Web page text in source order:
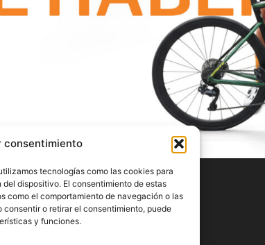
consentimiento
tecnologías como las cookies para
dispositivo. El consentimiento de estas
como el comportamiento de navegación o las
o retirar el consentimiento, puede
y funciones.
Cookies